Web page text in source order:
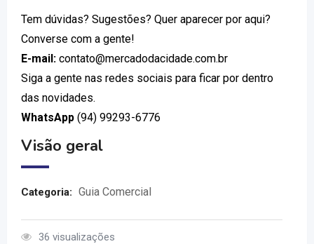
Tem dúvidas? Sugestões? Quer aparecer por aqui?
Converse com a gente!
E-mail: contato@mercadodacidade.com.br
Siga a gente nas redes sociais para ficar por dentro
das novidades.
WhatsApp (94) 99293-6776
Visão geral
Categoria: Guia Comercial
36 visualizações